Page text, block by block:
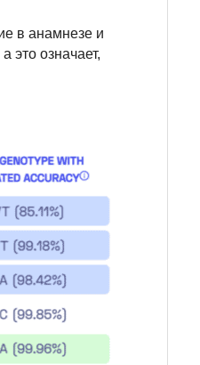
в анамнезе и
это означает,